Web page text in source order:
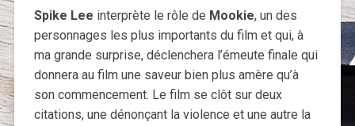
Spike Lee interprète le rôle de Mookie, un des
personnages les plus importants du film et qui, à
ma grande surprise, déclenchera l’émeute finale qui
donnera au film une saveur bien plus amère qu’à
son commencement. Le film se clôt sur deux
citations, une dénonçant la violence et une autre la